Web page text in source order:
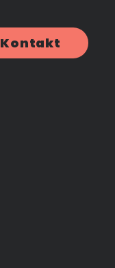
Kontakt